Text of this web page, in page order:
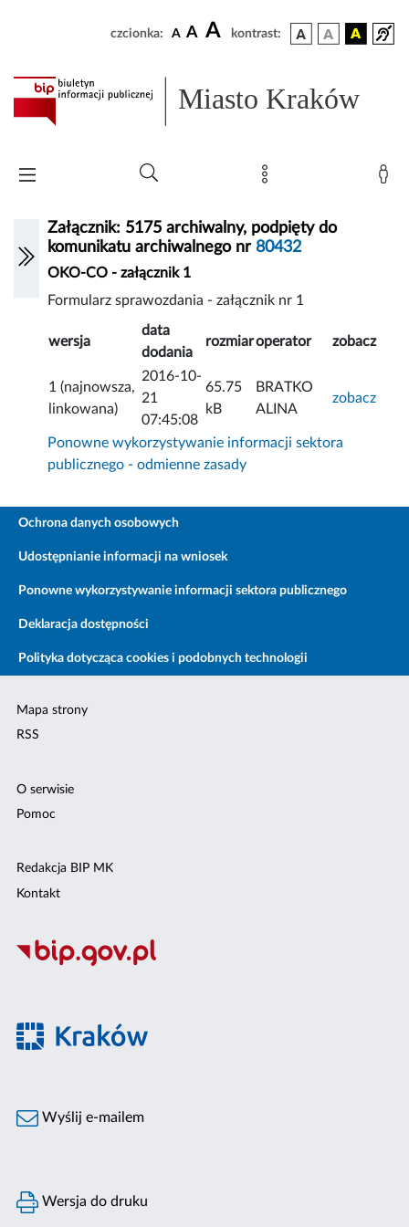
czcionka: A A A kontrast:
Miasto Kraków
Załącznik: 5175 archiwalny, podpięty do
komunikatu archiwalnego nr 80432
OKO-CO - załącznik 1
Formularz sprawozdania - załącznik nr 1
wersja
data
dodania
rozmiaroperator zobacz
1 (najnowsza,
linkowana)
2016-10-
21
07:45:08
65.75
kB
BRATKO
ALINA
zobacz
Ponowne wykorzystywanie informacji sektora
publicznego - odmienne zasady
Ochrona danych osobowych
Udostępnianie informacji na wniosek
Ponowne wykorzystywanie informacji sektora publicznego
Deklaracja dostępności
Polityka dotycząca cookies i podobnych technologii
Mapa strony
RSS
O serwisie
Pomoc
Redakcja BIP MK
Kontakt
Wyślij e-mailem
Wersja do druku